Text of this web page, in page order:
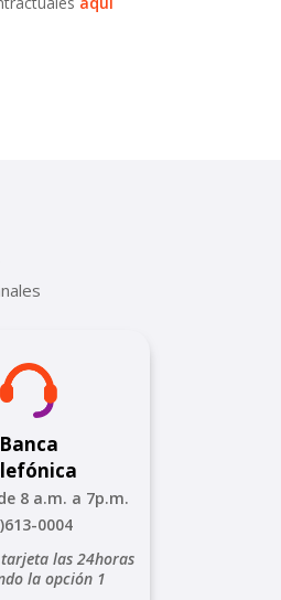
Banca
8 a.m. a 7p.m.
0004
las 24horas
la opción 1